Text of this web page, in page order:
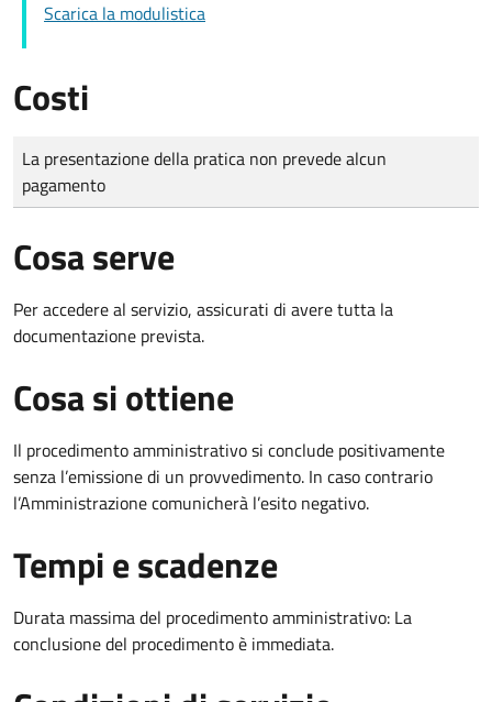
Scarica la modulistica
Costi
Tipo di pagamento
Importo
La presentazione della pratica non prevede alcun
pagamento
Cosa serve
Per accedere al servizio, assicurati di avere tutta la
documentazione prevista.
Cosa si ottiene
Il procedimento amministrativo si conclude positivamente
senza l’emissione di un provvedimento. In caso contrario
l’Amministrazione comunicherà l’esito negativo.
Tempi e scadenze
Durata massima del procedimento amministrativo: La
conclusione del procedimento è immediata.